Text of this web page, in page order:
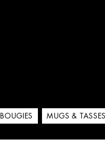
De notre atelier
BOUGIES MUGS & TASSES